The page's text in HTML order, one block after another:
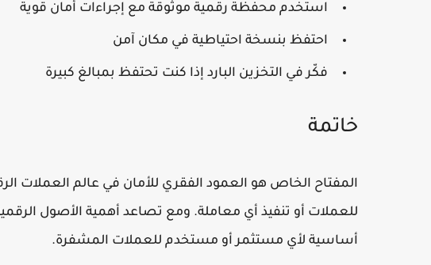
استخدم محفظة رقمية موثوقة مع إجراءات أمان قوية
احتفظ بنسخة احتياطية في مكان آمن
فكّر في التخزين البارد إذا كنت تحتفظ بمبالغ كبيرة
خاتمة
المفتاح الخاص هو العمود الفقري للأمان في عالم العملات
للعملات أو تنفيذ أي معاملة. ومع تصاعد أهمية الأصول
أساسية لأي مستثمر أو مستخدم للعملات المشفرة.